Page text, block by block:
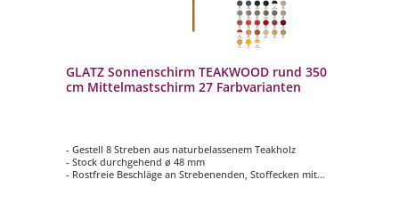
GLATZ Sonnenschirm TEAKWOOD rund 350
cm Mittelmastschirm 27 Farbvarianten
- Gestell 8 Streben aus naturbelassenem Teakholz
- Stock durchgehend ø 48 mm
- Rostfreie Beschläge an Strebenenden, Stoffecken mit